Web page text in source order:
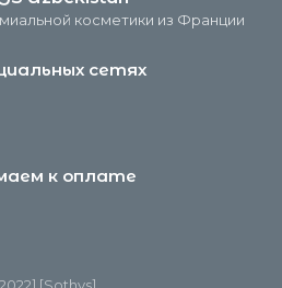
косметики из Франции
сетях
к оплате